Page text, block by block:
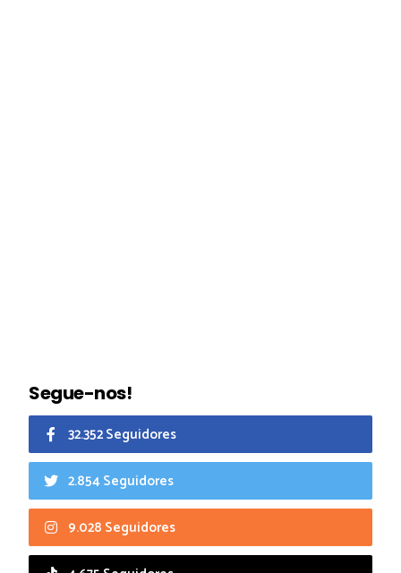
Segue-nos!
32.352 Seguidores
2.854 Seguidores
9.028 Seguidores